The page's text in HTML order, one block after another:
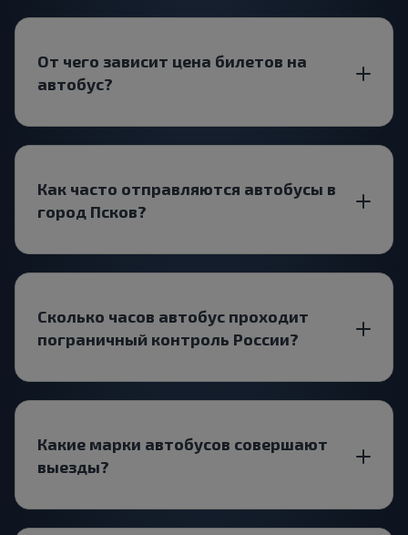
От чего зависит цена билетов на
автобус?
Как часто отправляются автобусы в
город Псков?
Сколько часов автобус проходит
пограничный контроль России?
Какие марки автобусов совершают
выезды?